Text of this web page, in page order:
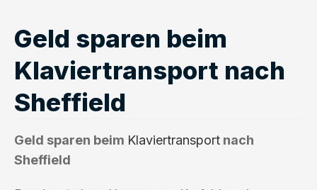
Geld sparen beim
Klaviertransport nach
Sheffield
Geld sparen beim Klaviertransport nach
Sheffield